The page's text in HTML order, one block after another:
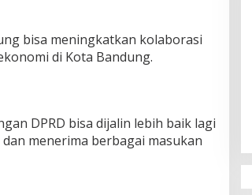
bisa meningkatkan kolaborasi
di Kota Bandung.
DPRD bisa dijalin lebih baik lagi
menerima berbagai masukan
Bikin Sekolah di Malaysia Tertarik
Mempelajarinya